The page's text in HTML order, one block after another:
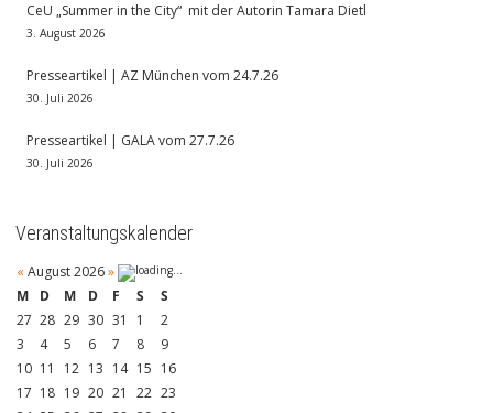
CeU „Summer in the City“ mit der Autorin Tamara Dietl
3. August 2026
Presseartikel | AZ München vom 24.7.26
30. Juli 2026
Presseartikel | GALA vom 27.7.26
30. Juli 2026
Veranstaltungskalender
« August 2026»
M
D M D F S
S
27 28 29 30 31 1
2
3
4 5 6 7 8
9
10 11 12 13 14 15 16
17 18 19 20 21 22 23